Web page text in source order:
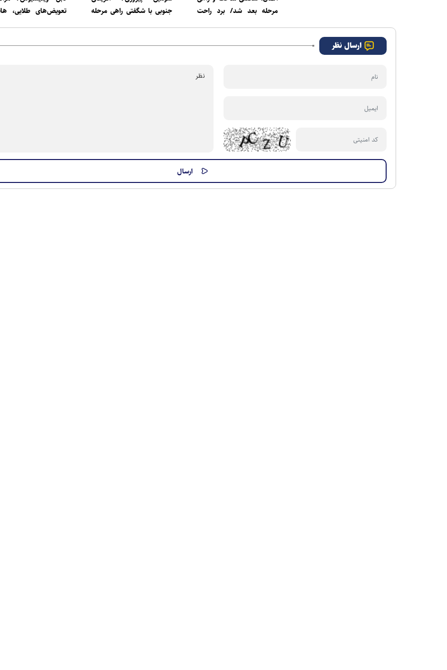
مرحله بعد شد/ برد راحت
جنوبی با شگفتی راهی مرحله
تعویض‌های طلایی،
ارسال نظر